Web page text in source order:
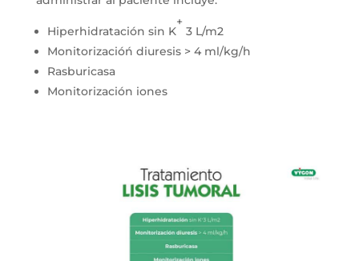
Hiperhidratación sin K
+
3 L/m2
Monitorizacióń diuresis > 4 ml/kg/h
Rasburicasa
Monitorización iones